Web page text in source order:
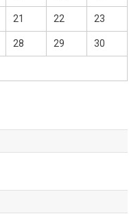
21 22 23
28 29 30